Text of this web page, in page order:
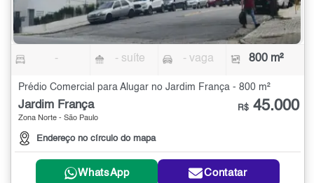
- - suíte - vaga 800 m²
Prédio Comercial para Alugar no Jardim França - 800 m²
Jardim França
Zona Norte - São Paulo
Endereço no círculo do mapa
R$ 45.000
WhatsApp Contatar